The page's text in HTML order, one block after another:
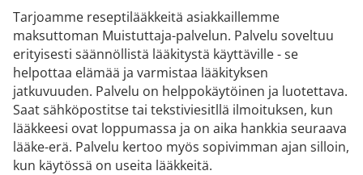
Tarjoamme reseptilääkkeitä asiakkaillemme
maksuttoman Muistuttaja-palvelun. Palvelu soveltuu
erityisesti säännöllistä lääkitystä käyttäville - se
helpottaa elämää ja varmistaa lääkityksen
jatkuvuuden. Palvelu on helppokäytöinen ja luotettava.
Saat sähköpostitse tai tekstiviesitllä ilmoituksen, kun
lääkkeesi ovat loppumassa ja on aika hankkia seuraava
lääke-erä. Palvelu kertoo myös sopivimman ajan silloin,
kun käytössä on useita lääkkeitä.